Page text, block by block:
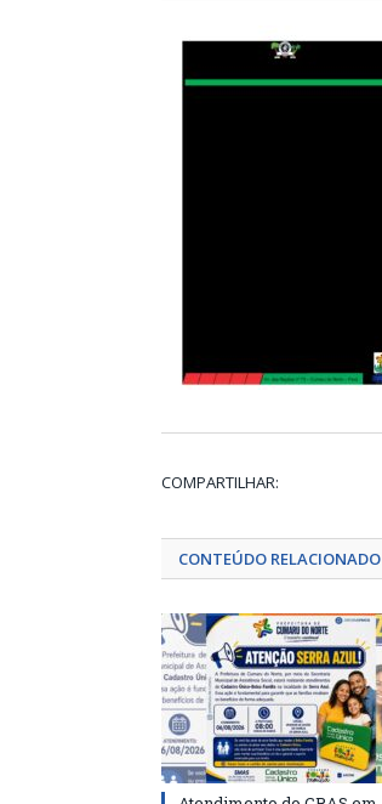
COMPARTILHAR:
CONTEÚDO RELACIONADO